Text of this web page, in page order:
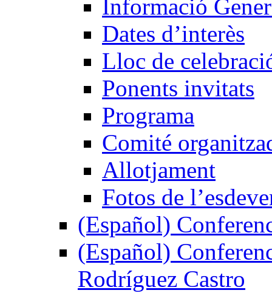
Informació
Dates d’interès
Lloc de
Ponents invitats
Programa
Comité
Allotjament
Fotos de
(Español)
(Español)
Rodríguez Castro